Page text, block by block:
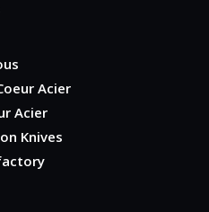
Acier
Acier
Knives